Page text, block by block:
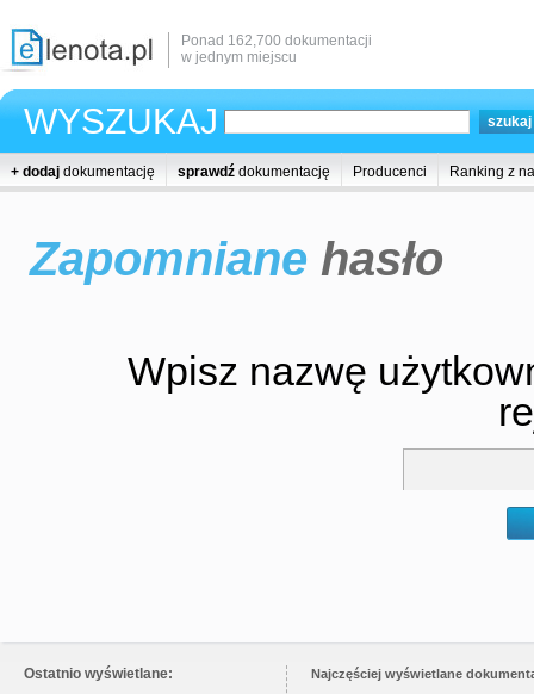
Ponad 162,700 dokumentacji
w jednym miejscu
WYSZUKAJ
+ dodaj dokumentację sprawdź dokumentację Producenci Ranking z
Zapomniane hasło
Wpisz nazwę
Ostatnio wyświetlane:
Najczęściej wyświetlane